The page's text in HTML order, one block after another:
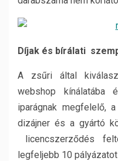
Díjak és bírálati
A zsűri által
webshop kínálatába
iparágnak megfelelő,
dizájner és a gyártó
licencszerződés
legfeljebb 10